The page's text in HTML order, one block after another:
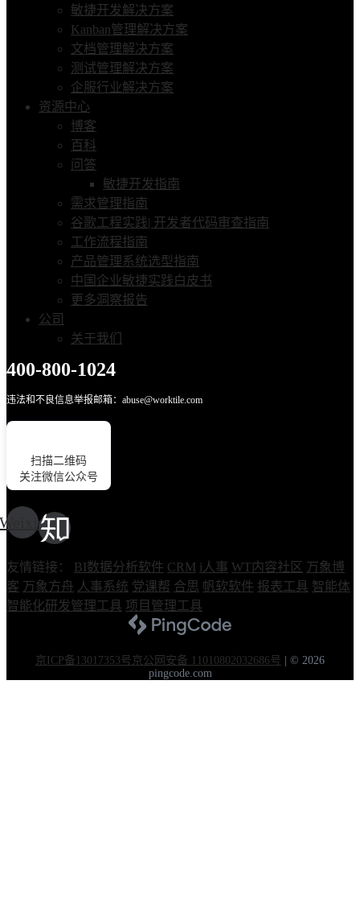
敏捷开发解决方案
Kanban管理解决方案
文档管理解决方案
测试管理解决方案
企服行业解决方案
资源中心
博客
百科
问答
敏捷开发指南
需求管理指南
谷歌工程实践| 开发者代码审查指南
工作流程指南
产品管理系统选型指南
中国企业敏捷实践白皮书
更多洞察报告
公司
关于我们
400-800-1024
违法和不良信息举报邮箱：abuse@worktile.com
扫描二维码
关注微信公众号
Weixin
友情链接： BI数据分析软件 CRM i人事 WT内容社区 万象博
客 万象方舟 人事系统 党课帮 合思 帆软软件 报表工具 智能体
智能化研发管理工具 项目管理工具
京ICP备13017353号京公网安备 11010802032686号
© 2026
pingcode.com